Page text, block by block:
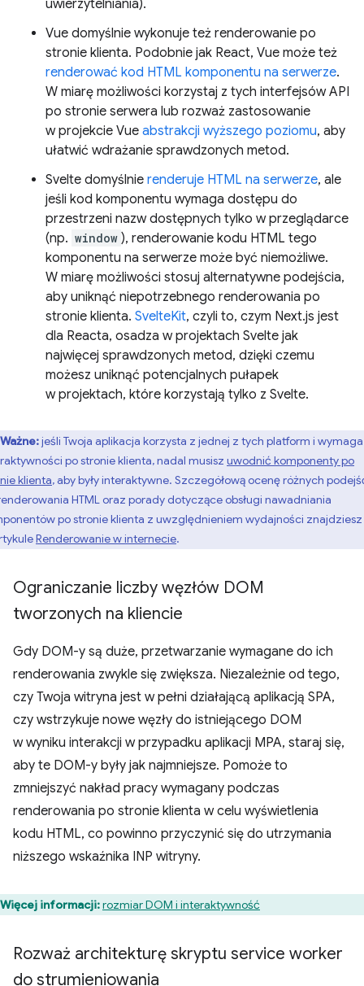
uwierzytelniania).
Vue domyślnie wykonuje też renderowanie po
stronie klienta. Podobnie jak React, Vue może też
renderować kod HTML komponentu na serwerze.
W miarę możliwości korzystaj z tych interfejsów API
po stronie serwera lub rozważ zastosowanie
w projekcie Vue abstrakcji wyższego poziomu, aby
ułatwić wdrażanie sprawdzonych metod.
Svelte domyślnie renderuje HTML na serwerze, ale
jeśli kod komponentu wymaga dostępu do
przestrzeni nazw dostępnych tylko w przeglądarce
(np. window ), renderowanie kodu HTML tego
komponentu na serwerze może być niemożliwe.
W miarę możliwości stosuj alternatywne podejścia,
aby uniknąć niepotrzebnego renderowania po
stronie klienta. SvelteKit, czyli to, czym Next.js jest
dla Reacta, osadza w projektach Svelte jak
najwięcej sprawdzonych metod, dzięki czemu
możesz uniknąć potencjalnych pułapek
w projektach, które korzystają tylko z Svelte.
Ważne:jeśli Twoja aplikacja korzysta z jednej z tych platform i wymaga
po stronie klienta, nadal musisz uwodnić komponenty po
klienta, aby były interaktywne. Szczegółową ocenę różnych
HTML oraz porady dotyczące obsługi nawadniania
po stronie klienta z uwzględnieniem wydajności znajdziesz
Renderowanie w internecie.
Ograniczanie liczby węzłów DOM
tworzonych na kliencie
Gdy DOM-y są duże, przetwarzanie wymagane do ich
renderowania zwykle się zwiększa. Niezależnie od tego,
czy Twoja witryna jest w pełni działającą aplikacją SPA,
czy wstrzykuje nowe węzły do istniejącego DOM
w wyniku interakcji w przypadku aplikacji MPA, staraj się,
aby te DOM-y były jak najmniejsze. Pomoże to
zmniejszyć nakład pracy wymagany podczas
renderowania po stronie klienta w celu wyświetlenia
kodu HTML, co powinno przyczynić się do utrzymania
niższego wskaźnika INP witryny.
Więcej informacji:rozmiar DOM i interaktywność
Rozważ architekturę skryptu service worker
do strumieniowania